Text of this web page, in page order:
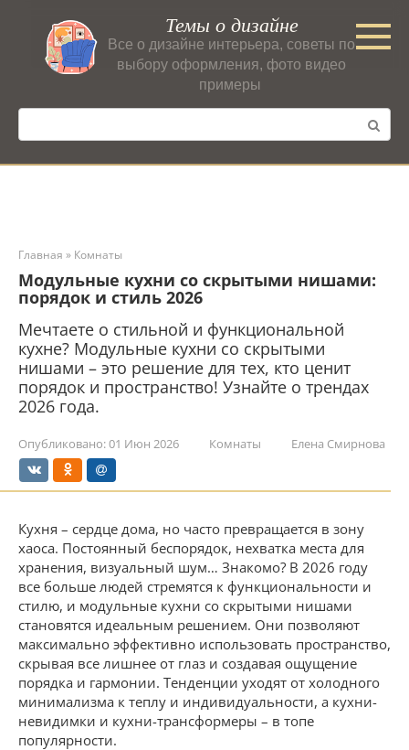
контенту
Темы о дизайне
Все о дизайне интерьера, советы по
выбору оформления, фото видео
примеры
Поиск:
Главная » Комнаты
Модульные кухни со скрытыми нишами:
порядок и стиль 2026
Мечтаете о стильной и функциональной
кухне? Модульные кухни со скрытыми
нишами – это решение для тех, кто ценит
порядок и пространство! Узнайте о трендах
2026 года.
Опубликовано:01 Июн 2026 Комнаты Елена Смирнова
Кухня – сердце дома, но часто превращается в зону
хаоса. Постоянный беспорядок, нехватка места для
хранения, визуальный шум… Знакомо? В 2026 году
все больше людей стремятся к функциональности и
стилю, и модульные кухни со скрытыми нишами
становятся идеальным решением. Они позволяют
максимально эффективно использовать пространство,
скрывая все лишнее от глаз и создавая ощущение
порядка и гармонии. Тенденции уходят от холодного
минимализма к теплу и индивидуальности, а кухни-
невидимки и кухни-трансформеры – в топе
популярности.